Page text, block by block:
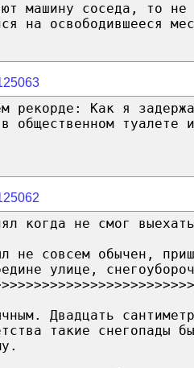
машину соседа, то не
на освободившееся
рекорде: Как я
общественном туалете
когда не смог
не совсем обычен,
улице,
Двадцать
такие снегопады